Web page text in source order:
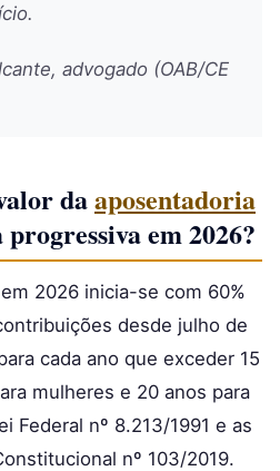
advogado (OAB/CE
daaposentadoria
em 2026?
2026 inicia-se com 60%
desde julho de
cada ano que exceder 15
mulheres e 20 anos para
Federal nº 8.213/1991 e as
nº 103/2019.